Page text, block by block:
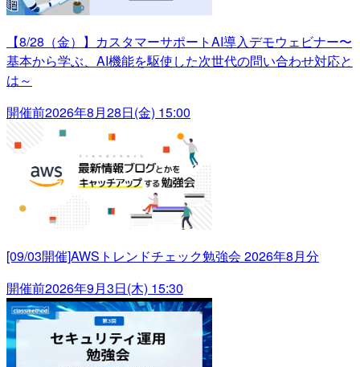
【8/28（金）】カスタマーサポートAI導入デモウェビナー〜
基本から学ぶ、AI機能を駆使した次世代の問い合わせ対応と
は～
開催前2026年8月28日(金) 15:00
[09/03開催]AWSトレンドチェック勉強会 2026年8月分
開催前2026年9月3日(木) 15:30